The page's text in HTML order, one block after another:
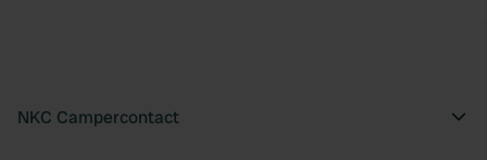
NKC Campercontact